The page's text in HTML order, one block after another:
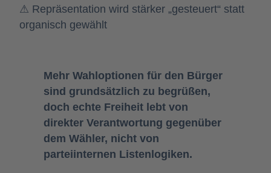
⚠ Repräsentation wird stärker „gesteuert“ statt
organisch gewählt
Mehr Wahloptionen für den Bürger
sind grundsätzlich zu begrüßen,
doch echte Freiheit lebt von
direkter Verantwortung gegenüber
dem Wähler, nicht von
parteiinternen Listenlogiken.